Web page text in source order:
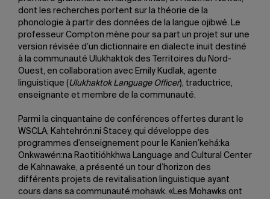
dont les recherches portent sur la théorie de la
phonologie à partir des données de la langue ojibwé. Le
professeur Compton mène pour sa part un projet sur une
version révisée d’un dictionnaire en dialecte inuit destiné
à la communauté Ulukhaktok des Territoires du Nord-
Ouest, en collaboration avec Emily Kudlak, agente
linguistique ( Ulukhaktok Language Officer), traductrice,
enseignante et membre de la communauté.
Parmi la cinquantaine de conférences offertes durant le
WSCLA, Kahtehrón:ni Stacey, qui développe des
programmes d’enseignement pour le Kanien’kehá:ka
Onkwawén:na Raotitióhkhwa Language and Cultural Center
de Kahnawake, a présenté un tour d’horizon des
différents projets de revitalisation linguistique ayant
cours dans sa communauté mohawk. «Les Mohawks ont